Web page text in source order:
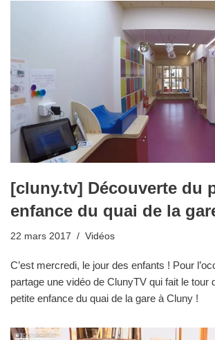
[cluny.tv] Découverte du
enfance du quai de la
22 mars 2017 Vidéos
C’est mercredi, le jour des enfants ! Pour
partage une vidéo de ClunyTV qui fait le tour
petite enfance du quai de la gare à Cluny !